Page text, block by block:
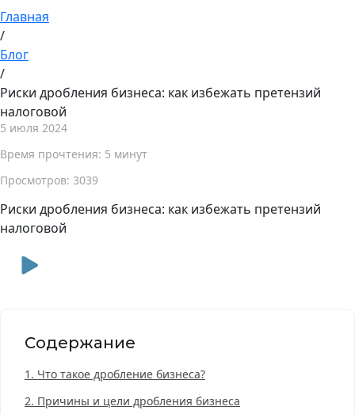
Главная
/
Блог
/
Риски дробления бизнеса: как избежать претензий
налоговой
5 июля 2024
Время прочтения: 5 минут
Просмотров: 3039
Риски дробления бизнеса: как избежать претензий
налоговой
Содержание
1. Что такое дробление бизнеса?
2. Причины и цели дробления бизнеса